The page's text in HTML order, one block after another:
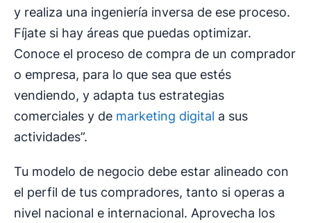
y realiza una ingeniería inversa de ese proceso.
Fíjate si hay áreas que puedas optimizar.
Conoce el proceso de compra de un comprador
o empresa, para lo que sea que estés
vendiendo, y adapta tus estrategias
comerciales y de marketing digital a sus
actividades”.
Tu modelo de negocio debe estar alineado con
el perfil de tus compradores, tanto si operas a
nivel nacional e internacional. Aprovecha los